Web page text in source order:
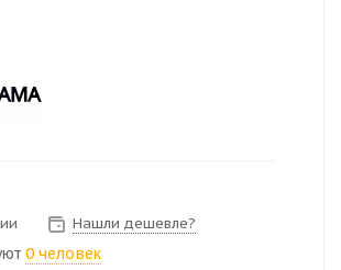
Нашли дешевле?
0 человек